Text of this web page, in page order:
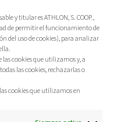
y titular es ATHLON, S. COOP.,
de permitir el funcionamiento de
del uso de cookies), para analizar
cookies que utilizamos y, a
las cookies, rechazarlas o
cookies que utilizamos en
con lo dispuesto
General de
de datos:utilizamos
proveedores que
si bien
información y los